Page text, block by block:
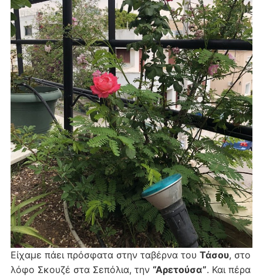
Είχαμε πάει πρόσφατα στην ταβέρνα του Τάσου, στο
λόφο Σκουζέ στα Σεπόλια, την “Αρετούσα”. Και πέρα